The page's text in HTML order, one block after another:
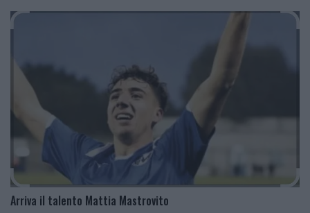
Arriva il talento Mattia Mastrovito